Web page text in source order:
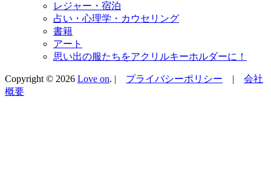
レジャー・宿泊
占い・心理学・カウセリング
書籍
アート
思い出の服たちをアクリルキーホルダーに！
Copyright © 2026 Love on. | プライバシーポリシー | 会社
概要